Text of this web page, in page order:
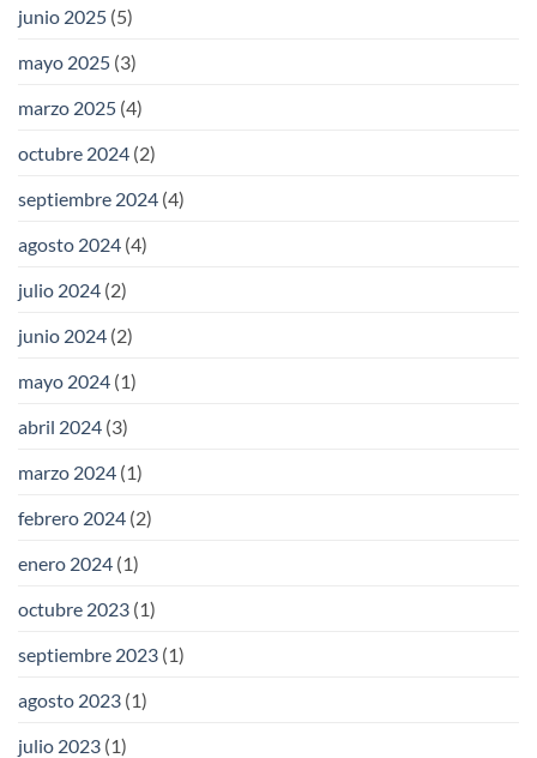
junio 2025 (5)
mayo 2025 (3)
marzo 2025 (4)
octubre 2024 (2)
septiembre 2024 (4)
agosto 2024 (4)
julio 2024 (2)
junio 2024 (2)
mayo 2024 (1)
abril 2024 (3)
marzo 2024 (1)
febrero 2024 (2)
enero 2024 (1)
octubre 2023 (1)
septiembre 2023 (1)
agosto 2023 (1)
julio 2023 (1)